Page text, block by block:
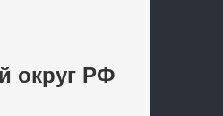
округ РФ